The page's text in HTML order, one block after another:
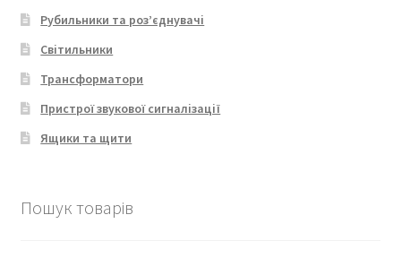
Рубильники та роз’єднувачі
Світильники
Трансформатори
Пристрої звукової сигналізації
Ящики та щити
Пошук товарів